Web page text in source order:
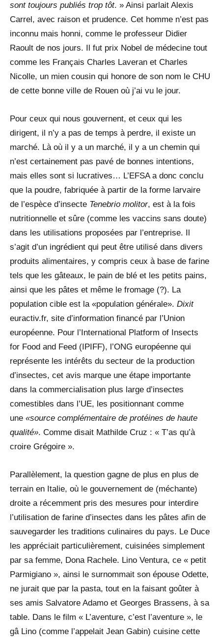
sont toujours publiés trop tôt. » Ainsi parlait Alexis
Carrel, avec raison et prudence. Cet homme n’est pas
inconnu mais honni, comme le professeur Didier
Raoult de nos jours. Il fut prix Nobel de médecine tout
comme les Français Charles Laveran et Charles
Nicolle, un mien cousin qui honore de son nom le CHU
de cette bonne ville de Rouen où j’ai vu le jour.
Pour ceux qui nous gouvernent, et ceux qui les
dirigent, il n’y a pas de temps à perdre, il existe un
marché. Là où il y a un marché, il y a un chemin qui
n’est certainement pas pavé de bonnes intentions,
mais elles sont si lucratives… L’EFSA a donc conclu
que la poudre, fabriquée à partir de la forme larvaire
de l’espèce d’insecte Tenebrio molitor, est à la fois
nutritionnelle et sûre (comme les vaccins sans doute)
dans les utilisations proposées par l’entreprise. Il
s’agit d’un ingrédient qui peut être utilisé dans divers
produits alimentaires, y compris ceux à base de farine
tels que les gâteaux, le pain de blé et les petits pains,
ainsi que les pâtes et même le fromage (?). La
population cible est la «population générale». Dixit
euractiv.fr, site d’information financé par l’Union
européenne. Pour l’International Platform of Insects
for Food and Feed (IPIFF), l’ONG européenne qui
représente les intérêts du secteur de la production
d’insectes, cet avis marque une étape importante
dans la commercialisation plus large d’insectes
comestibles dans l’UE, les positionnant comme
une «source complémentaire de protéines de haute
qualité». Comme disait Mathilde Cruz : « T’as qu’à
croire Grégoire ».
Parallèlement, la question gagne de plus en plus de
terrain en Italie, où le gouvernement de (méchante)
droite a récemment pris des mesures pour interdire
l’utilisation de farine d’insectes dans les pâtes afin de
sauvegarder les traditions culinaires du pays. Le Duce
les appréciait particulièrement, cuisinées simplement
par sa femme, Dona Rachele. Lino Ventura, ce « petit
Parmigiano », ainsi le surnommait son épouse Odette,
ne jurait que par la pasta, tout en la faisant goûter à
ses amis Salvatore Adamo et Georges Brassens, à sa
table. Dans le film « L’aventure, c’est l’aventure », le
gâ Lino (comme l’appelait Jean Gabin) cuisine cette